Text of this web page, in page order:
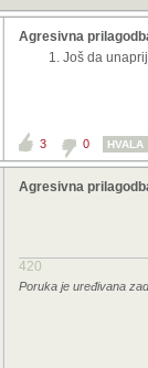
Agresivna
Još da
3 0 HVALA
Agresivna
420
Poruka je uređivana